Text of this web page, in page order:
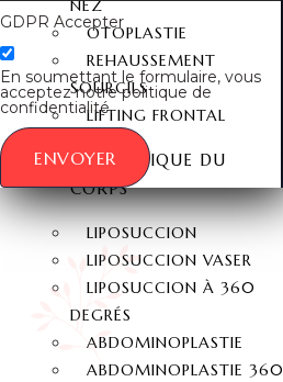
NEZ
OTOPLASTIE
REHAUSSEMENT
SOURCILS
LIFTING FRONTAL
ESTHÉTIQUE DU
CORPS
LIPOSUCCION
LIPOSUCCION VASER
LIPOSUCCION À 360
DEGRÉS
ABDOMINOPLASTIE
ABDOMINOPLASTIE 360
GDPR Accepter
En soumettant le formulaire, vous
acceptez notre politique de
confidentialité.
ENVOYER